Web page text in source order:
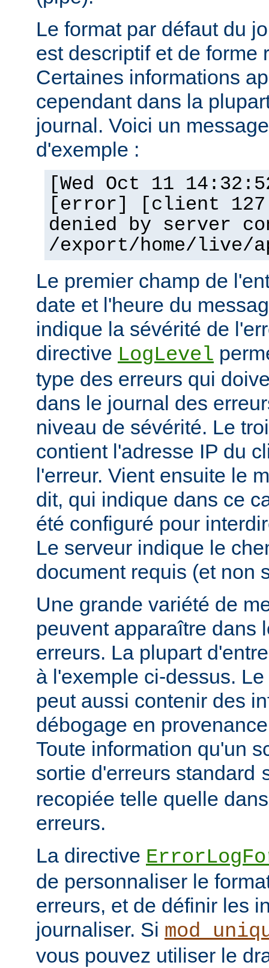
Le format par défaut du
est descriptif et de forme
Certaines informations
cependant dans la
journal. Voici un
d'exemple :
[Wed Oct 11
[error] [client
denied by server
/export/home/live/
Le premier champ de
date et l'heure du
indique la sévérité de
directive LogLevel
type des erreurs qui
dans le journal des
niveau de sévérité. Le
contient l'adresse IP du
l'erreur. Vient ensuite le
dit, qui indique dans ce
été configuré pour
Le serveur indique le
document requis (et non
Une grande variété de
peuvent apparaître dans
erreurs. La plupart
à l'exemple ci-dessus.
peut aussi contenir des
débogage en
Toute information qu'un
sortie d'erreurs standard
recopiée telle quelle
erreurs.
La directive
de personnaliser le
erreurs, et de définir les
journaliser. Si
vous pouvez utiliser le